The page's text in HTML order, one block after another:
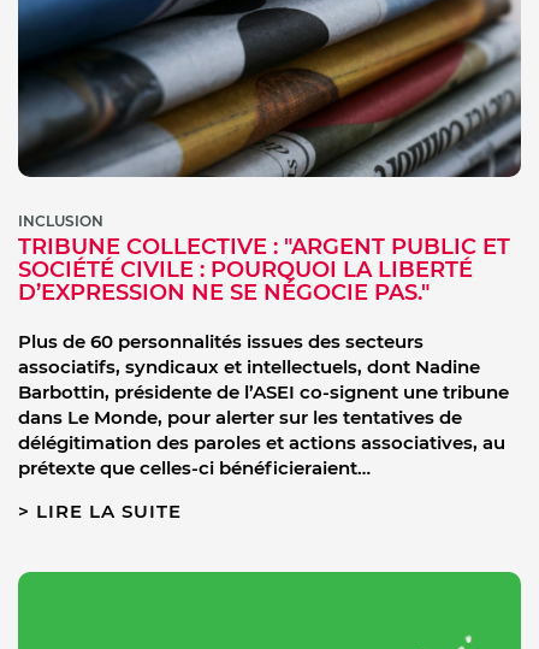
INCLUSION
TRIBUNE COLLECTIVE : "ARGENT PUBLIC ET
SOCIÉTÉ CIVILE : POURQUOI LA LIBERTÉ
D’EXPRESSION NE SE NÉGOCIE PAS."
Plus de 60 personnalités issues des secteurs
associatifs, syndicaux et intellectuels, dont Nadine
Barbottin, présidente de l’ASEI co-signent une tribune
dans Le Monde, pour alerter sur les tentatives de
délégitimation des paroles et actions associatives, au
prétexte que celles-ci bénéficieraient…
LIRE LA SUITE